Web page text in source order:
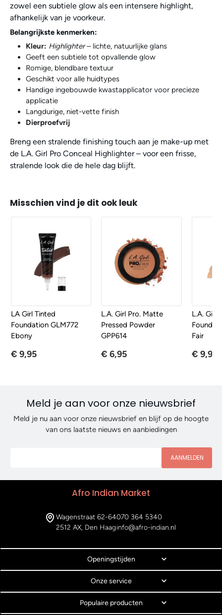
zowel een subtiele glow als een intensere highlight,
afhankelijk van je voorkeur.
Belangrijkste kenmerken:
Kleur: Highlighter– lichte, natuurlijke glans
Geeft een subtiele tot opvallende glow
Romige, blendbare textuur
Geschikt voor alle huidtypes
Handige ingebouwde kwastapplicator voor precieze
applicatie
Langdurige, niet-vette finish
Dierproefvrij
Breng een stralende finishing touch aan je make-up met
de L.A. Girl Pro Conceal Highlighter – voor een frisse,
stralende look die de hele dag blijft.
Misschien vind je dit ook leuk
LA Girl Tinted
Foundation GLM772
Ebony
€ 9,95
L.A. Girl Pro. Matte
Pressed Powder
GPP614
€ 6,95
L.A. Girl
Fair
€ 9,95
Meld je aan voor onze nieuwsbrief
Meld je nu aan voor onze nieuwsbrief en blijf op de hoogte
van ons laatste nieuws en aanbiedingen
AANMELDEN
Afro Indian Market
Wagenstraat 62-64
2512 AX, Den Haag
070 364 5340
info@afro-indian.nl
Openingstijden
Onze service
Populaire producten